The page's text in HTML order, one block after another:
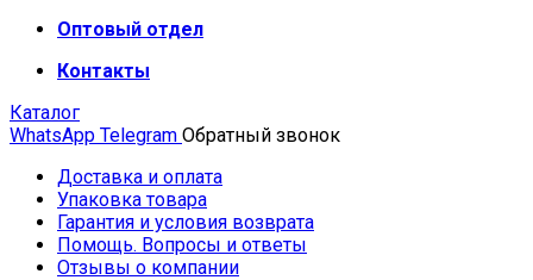
Оптовый отдел
Контакты
Каталог
WhatsApp Telegram Обратный звонок
Доставка и оплата
Упаковка товара
Гарантия и условия возврата
Помощь. Вопросы и ответы
Отзывы о компании